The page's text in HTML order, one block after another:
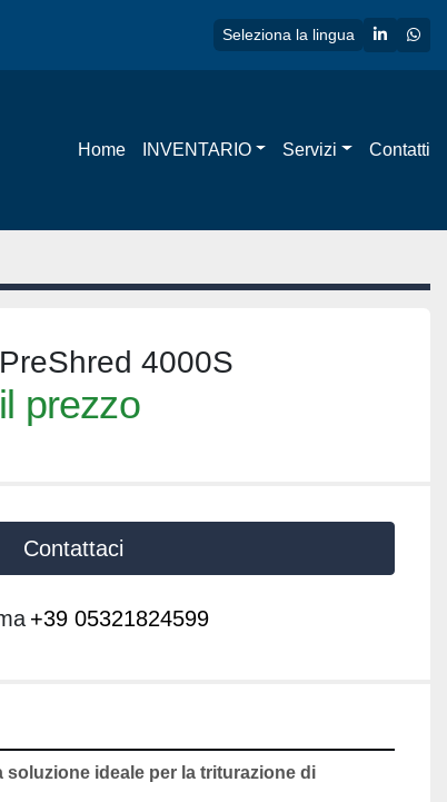
Seleziona la lingua linkedin
Home INVENTARIO Servizi Contatti
4000S
prezzo
Contattaci
+39 05321824599
soluzione ideale per la triturazione di